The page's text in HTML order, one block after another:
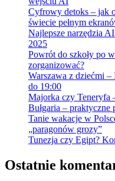
Cyfrowy detoks – jak
świecie pełnym
Najlepsze narzędzia
2025
Powrót do szkoły po
zorganizować?
Warszawa z dziećmi
do 19:00
Majorka czy Teneryfa
Bułgaria –
Tanie wakacje w
„paragonów grozy”
Tunezja czy Egipt?
Ostatnie